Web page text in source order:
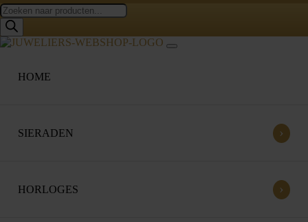
Producten
zoeken
HOME
SIERADEN ›
HORLOGES ›